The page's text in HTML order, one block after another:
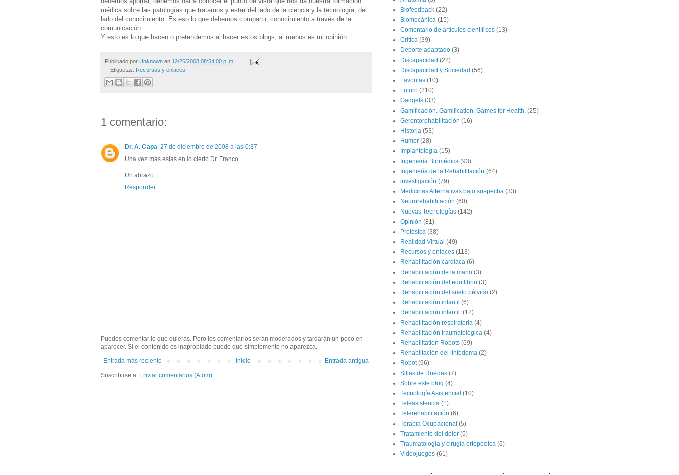
médica sobre las patologías que tratamos y estar del lado de la ciencia y la tecnología, del
lado del conocimiento. Es eso lo que debemos compartir, conocimiento a través de la
comunicación.
Y esto es lo que hacen o pretendemos al hacer estos blogs, al menos es mi opinión.
Publicado por Unknown en 12/26/2008 08:54:00 p. m.
Etiquetas: Recursos y enlaces
1 comentario:
Dr. A. Capa 27 de diciembre de 2008 a las 0:37
Una vez más estas en lo cierto Dr. Franco.
Un abrazo.
Responder
Puedes comentar lo que quieras. Pero los comentarios serán moderados y tardarán un poco en
aparecer. Si el contenido es inapropiado puede que simplemente no aparezca.
Entrada más reciente
Entrada antigua
Inicio
Suscribirse a: Enviar comentarios (Atom)
Biofeedback (22)
Biomecánica (15)
Comentario de artículos científicos (13)
Crítica (39)
Deporte adaptado (3)
Discapacidad (22)
Discapacidad y Sociedad (56)
Favoritas (10)
Futuro (210)
Gadgets (33)
Gamificación. Gamification. Games for Health. (25)
Gerontorehabilitación (16)
Historia (53)
Humor (28)
Implantología (15)
Ingeniería Biomédica (93)
Ingeniería de la Rehabilitación (64)
investigación (79)
Medicinas Alternativas bajo sospecha (33)
Neurorehabilitación (60)
Nuevas Tecnologías (142)
Opinión (81)
Protésica (38)
Realidad Virtual (49)
Recursos y enlaces (113)
Rehabilitación cardíaca (6)
Rehabilitación de la mano (3)
Rehabilitación del equilibrio (3)
Rehabilitación del suelo pélvico (2)
Rehabilitación infantil (6)
Rehabilitacion infantil. (12)
Rehabilitación respiratoria (4)
Rehabilitación traumatológica (4)
Rehabilitation Robots (69)
Rehabiltación del linfedema (2)
Robot (96)
Sillas de Ruedas (7)
Sobre este blog (4)
Tecnología Asistencial (10)
Teleasistencia (1)
Telerehabilitación (6)
Terapia Ocupacional (5)
Tratamiento del dolor (5)
Traumatología y cirugía ortopédica (6)
Videojuegos (61)